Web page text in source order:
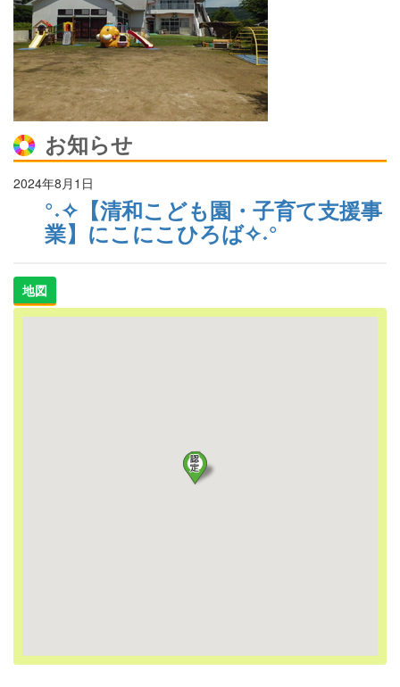
お知らせ
2024年8月1日
°˖✧【清和こども園・子育て支援事
業】にこにこひろば✧˖°
地図